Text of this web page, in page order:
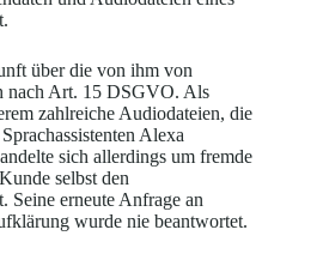
über die von ihm von
nach Art. 15 DSGVO. Als
zahlreiche Audiodateien, die
Alexa
sich allerdings um fremde
selbst den
Seine erneute Anfrage an
wurde nie beantwortet.